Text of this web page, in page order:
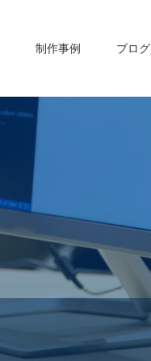
制作事例 ブログ